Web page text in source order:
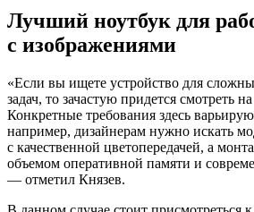
Лучший ноутбук для
с изображениями
«Если вы ищете устройство для
задач, то зачастую придется смотреть
Конкретные требования здесь
например, дизайнерам нужно искать
с качественной цветопередачей, а
объемом оперативной памяти и
— отметил Князев.